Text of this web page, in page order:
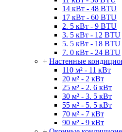
14 кВт - 48 BTU
17 кВт - 60 BTU
2. 5 кВт - 9 BTU
3. 5 кВт - 12 BTU
5. 5 кВт - 18 BTU
7. 0 кВт - 24 BTU
+ Настенные
110 м² - 11 кВт
20 м² - 2 кВт
25 м² - 2. 6 кВт
30 м² - 3. 5 кВт
55 м² - 5. 5 кВт
70 м² - 7 кВт
90 м² - 9 кВт